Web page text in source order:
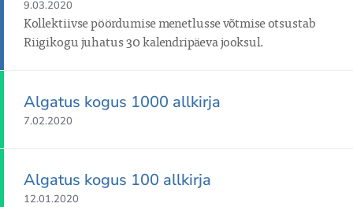
9.03.2020
Kollektiivse pöördumise menetlusse võtmise otsustab
Riigikogu juhatus 30 kalendripäeva jooksul.
Algatus kogus 1000 allkirja
7.02.2020
Algatus kogus 100 allkirja
12.01.2020